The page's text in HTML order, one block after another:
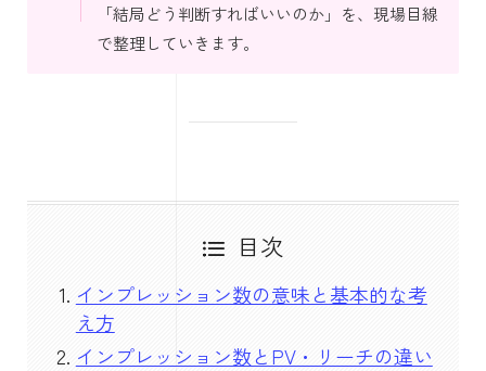
「結局どう判断すればいいのか」を、現場目線
で整理していきます。
目次
インプレッション数の意味と基本的な考
え方
インプレッション数とPV・リーチの違い